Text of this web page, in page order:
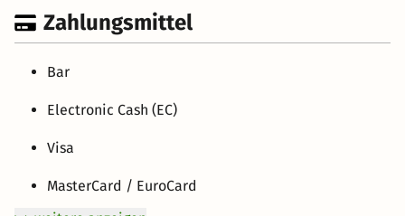
Zahlungsmittel
Bar
Electronic Cash (EC)
Visa
MasterCard / EuroCard